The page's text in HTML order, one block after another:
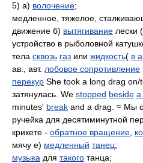
5) а) волочение;
медленное, тяжелое,
движение б) вытягивание лески
устройство в рыболовной
тела сквозь газ или жидкость( в
ав., авт. лобовое сопротивление
перекур She took a long drag on/
затянулась. We stopped beside a
minutes' break and a drag. ≈ Мы
ручейка для десятиминутной
крикете - обратное вращение
мячу е) медленный танец;
музыка для такого танца;